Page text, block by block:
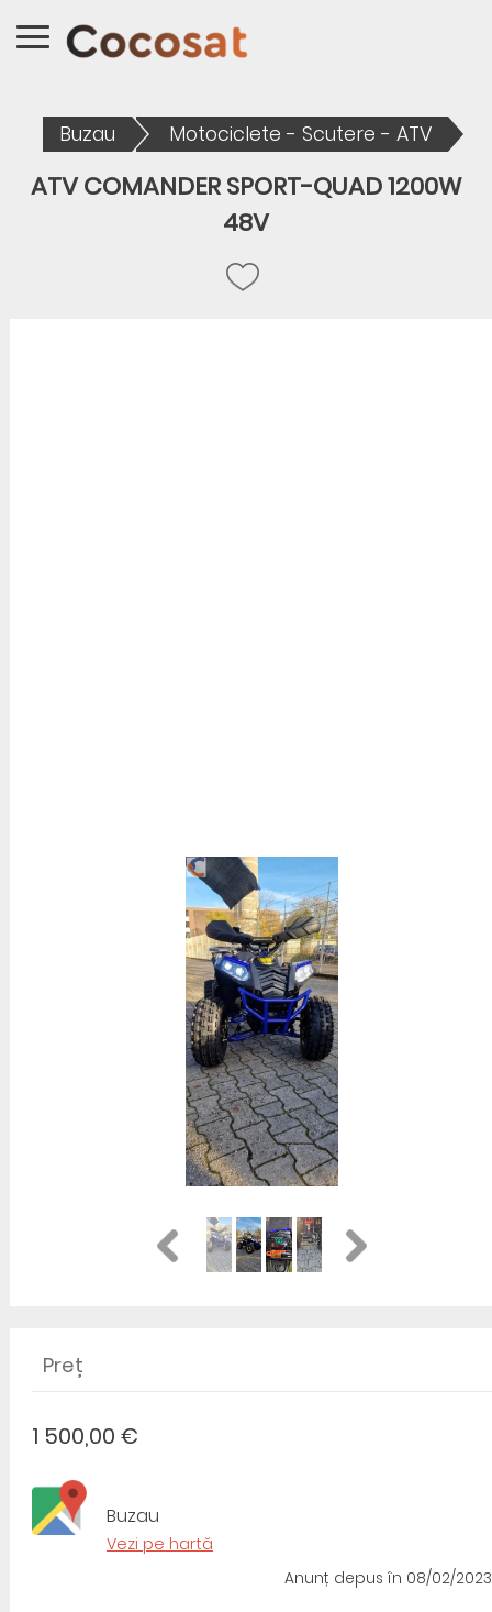
Buzau Motociclete - Scutere - ATV
ATV COMANDER SPORT-QUAD 1200W
48V
Preț
1 500,00 €
Buzau
Vezi pe hartă
Anunț depus în 08/02/2023